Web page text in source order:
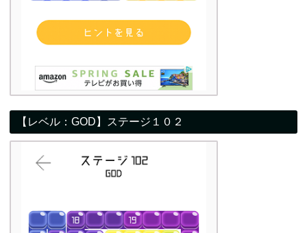
【レベル：GOD】ステージ１０２